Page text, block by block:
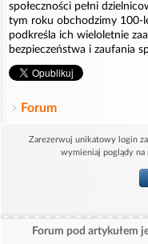
społeczności pełni
tym roku obchodzimy 100-
podkreśla ich wieloletnie
bezpieczeństwa i zaufania
Forum
Zarezerwuj unikatowy login
wymieniaj poglądy na
Forum pod artykułem